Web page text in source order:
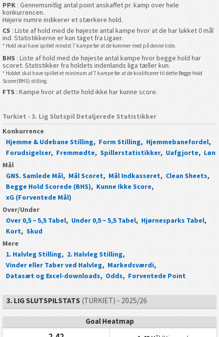
PPK : Gennemsnitlig antal point anskaffet pr. kamp over hele
konkurrencen.
Højere numre indikerer et stærkere hold.
CS : Liste af hold med de højeste antal kampe hvor at de har lukket 0 mål
ind. Statistikkerne er kun taget fra Ligaer.
* Hold skal have spillet mindst 7 kampe før at de kommer med på denne liste.
BHS : Liste af hold med de højeste antal kampe hvor begge hold har
scoret. Statistikker fra holdets indenlands liga tæller kun.
* Holdet skal have spillet et minimum af 7 kampe før at de kvalificerer til dette Begge Hold
Scorer(BHS) stilling.
FTS : Kampe hvor at dette hold ikke har kunne score.
Turkiet - 3. Lig Slutspil Detaljerede Statistikker
Konkurrence
Hjemme & Udebane Stilling, Form Stilling, Hjemmebanefordel,
Forudsigelser, Fremmødte, Spillerstatistikker, Uafgjorte, Løn
Mål
GNS. Samlede Mål, Mål Scoret, Mål Indkasseret, Clean Sheets,
Begge Hold Scorede (BHS), Kunne Ikke Score,
xG (Forventede Mål)
Over/Under
Over 0,5 ~ 5,5 Tabel, Under 0,5 ~ 5,5 Tabel, Hjørnesparks Tabel,
Kort, Skud
Mere
1. Halvleg Stilling, 2. Halvleg Stilling,
Vinder eller Taber ved Halvleg, Markedsværdi,
Datasæt og Excel-downloads, Odds, Forventede Point
3. LIG SLUTSPILSTATS (TURKIET) - 2025/26
Goal Heatmap